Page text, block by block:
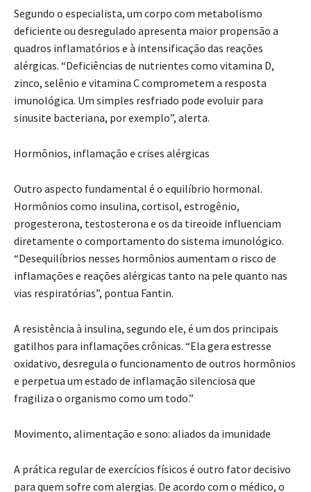
Segundo o especialista, um corpo com metabolismo
deficiente ou desregulado apresenta maior propensão a
quadros inflamatórios e à intensificação das reações
alérgicas. “Deficiências de nutrientes como vitamina D,
zinco, selênio e vitamina C comprometem a resposta
imunológica. Um simples resfriado pode evoluir para
sinusite bacteriana, por exemplo”, alerta.
Hormônios, inflamação e crises alérgicas
Outro aspecto fundamental é o equilíbrio hormonal.
Hormônios como insulina, cortisol, estrogênio,
progesterona, testosterona e os da tireoide influenciam
diretamente o comportamento do sistema imunológico.
“Desequilíbrios nesses hormônios aumentam o risco de
inflamações e reações alérgicas tanto na pele quanto nas
vias respiratórias”, pontua Fantin.
A resistência à insulina, segundo ele, é um dos principais
gatilhos para inflamações crônicas. “Ela gera estresse
oxidativo, desregula o funcionamento de outros hormônios
e perpetua um estado de inflamação silenciosa que
fragiliza o organismo como um todo.”
Movimento, alimentação e sono: aliados da imunidade
A prática regular de exercícios físicos é outro fator decisivo
para quem sofre com alergias. De acordo com o médico, o